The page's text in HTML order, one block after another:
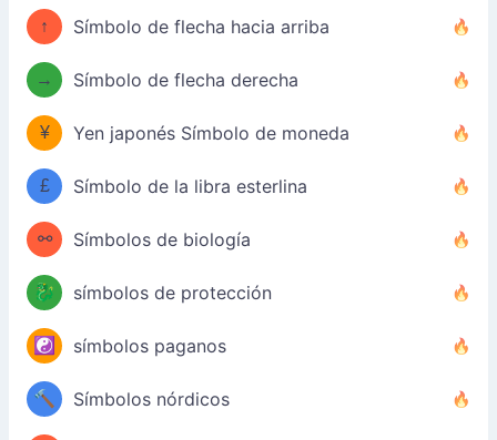
↑ Símbolo de flecha hacia arriba
→ Símbolo de flecha derecha
¥ Yen japonés Símbolo de moneda
£ Símbolo de la libra esterlina
⚯ Símbolos de biología
🐉 símbolos de protección
☯️ símbolos paganos
🔨 Símbolos nórdicos